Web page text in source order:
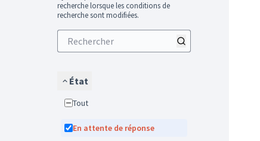
recherche lorsque les conditions de
recherche sont modifiées.
État
Tout
En attente de réponse